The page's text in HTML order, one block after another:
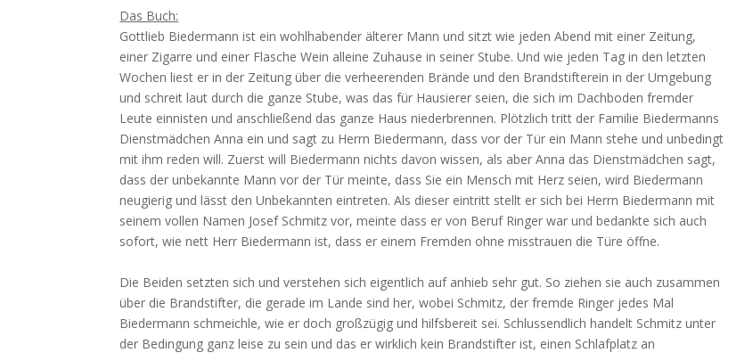
Das Buch:
Gottlieb Biedermann ist ein wohlhabender älterer Mann und sitzt wie jeden Abend mit einer Zeitung,
einer Zigarre und einer Flasche Wein alleine Zuhause in seiner Stube. Und wie jeden Tag in den letzten
Wochen liest er in der Zeitung über die verheerenden Brände und den Brandstifterein in der Umgebung
und schreit laut durch die ganze Stube, was das für Hausierer seien, die sich im Dachboden fremder
Leute einnisten und anschließend das ganze Haus niederbrennen. Plötzlich tritt der Familie Biedermanns
Dienstmädchen Anna ein und sagt zu Herrn Biedermann, dass vor der Tür ein Mann stehe und unbedingt
mit ihm reden will. Zuerst will Biedermann nichts davon wissen, als aber Anna das Dienstmädchen sagt,
dass der unbekannte Mann vor der Tür meinte, dass Sie ein Mensch mit Herz seien, wird Biedermann
neugierig und lässt den Unbekannten eintreten. Als dieser eintritt stellt er sich bei Herrn Biedermann mit
seinem vollen Namen Josef Schmitz vor, meinte dass er von Beruf Ringer war und bedankte sich auch
sofort, wie nett Herr Biedermann ist, dass er einem Fremden ohne misstrauen die Türe öffne.
Die Beiden setzten sich und verstehen sich eigentlich auf anhieb sehr gut. So ziehen sie auch zusammen
über die Brandstifter, die gerade im Lande sind her, wobei Schmitz, der fremde Ringer jedes Mal
Biedermann schmeichle, wie er doch großzügig und hilfsbereit sei. Schlussendlich handelt Schmitz unter
der Bedingung ganz leise zu sein und das er wirklich kein Brandstifter ist, einen Schlafplatz an